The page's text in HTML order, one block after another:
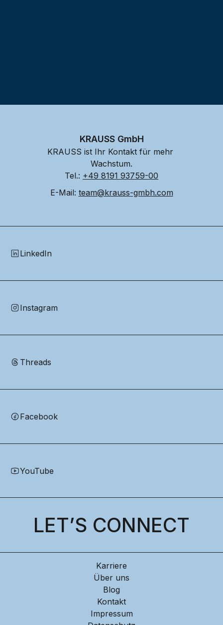
KRAUSS GmbH
KRAUSS ist Ihr Kontakt für mehr
Wachstum.
Tel.: +49 8191 93759-00
E-Mail: team@krauss-gmbh.com
LinkedIn
Instagram
Threads
Facebook
YouTube
LET’S CONNECT
Karriere
Über uns
Blog
Kontakt
Impressum